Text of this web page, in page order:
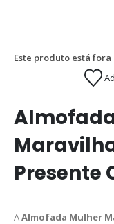
Este produto está
Presente
AAlmofada Mulher